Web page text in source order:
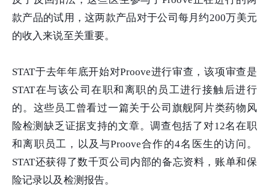
款产品的试用，这两款产品对于公司每月约200万美元
的收入来说至关重要。
STAT于去年年底开始对Proove进行审查，该项审查是
STAT在与该公司在职和离职的员工进行接触后进行
的。这些员工曾看过一篇关于公司旗舰阿片类药物风
险检测缺乏证据支持的文章。调查包括了对12名在职
和离职员工，以及与Proove合作的4名医生的访问。
STAT还获得了数千页公司内部的备忘资料，账单和保
险记录以及检测报告。